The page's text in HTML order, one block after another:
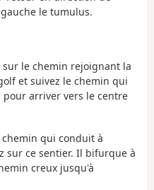
le tumulus.
le chemin rejoignant la
et suivez le chemin qui
arriver vers le centre
qui conduit à
sur ce sentier. Il bifurque à
creux jusqu'à